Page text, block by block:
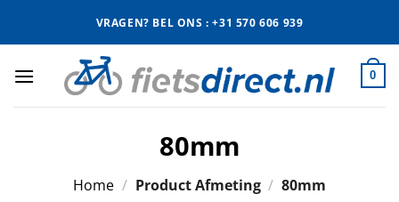
VRAGEN? BEL ONS : +31 570 606 939
0
80mm
Home / Product Afmeting / 80mm